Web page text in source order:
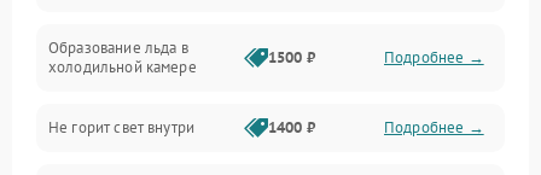
Образование льда в
холодильной камере
1500 ₽ Подробнее →
Не горит свет внутри 1400 ₽ Подробнее →